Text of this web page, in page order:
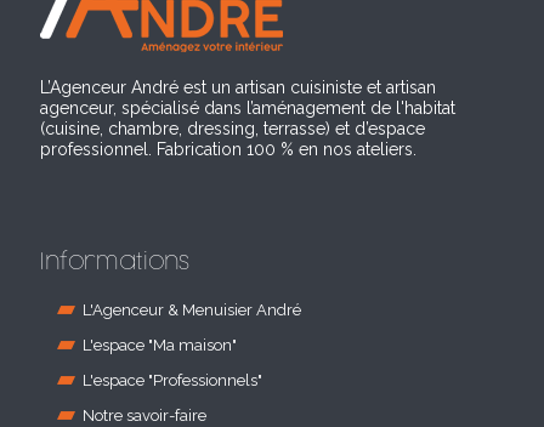
L’Agenceur André est un artisan cuisiniste et artisan
agenceur, spécialisé dans l’aménagement de l'habitat
(cuisine, chambre, dressing, terrasse) et d’espace
professionnel. Fabrication 100 % en nos ateliers.
Informations
L'Agenceur & Menuisier André
L'espace "Ma maison"
L'espace "Professionnels"
Notre savoir-faire